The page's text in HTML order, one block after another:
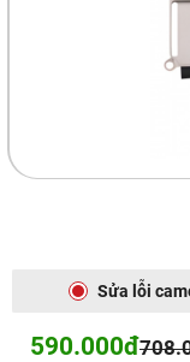
Sửa lỗi
590.000đ